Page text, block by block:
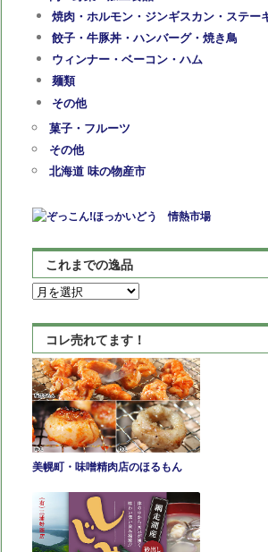
焼肉・ホルモン・ジンギスカン・ステー
餃子・牛豚丼・ハンバーグ・焼き鳥
ウィンナー・ベーコン・ハム
麺類
その他
菓子・フルーツ
その他
北海道 味の物産市
これまでの逸品
こ
ま
の
逸
品
コレ売れてます！
美幌町・味噌精肉店のほるもん